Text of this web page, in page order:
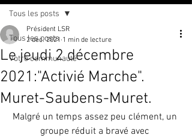
Tous les posts
Votre communauté
Tous les posts
Le jeudi 2 décembre
2021:"Activié Marche".
Muret-Saubens-Muret.
Président LSR
2 déc. 2021 1 min de lecture
Malgré un temps assez peu clément, un
groupe réduit a bravé avec